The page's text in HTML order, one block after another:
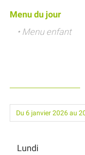
Menu du jour
• Menu enfant
Lundi